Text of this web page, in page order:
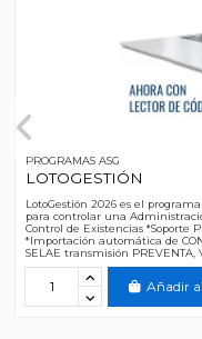
PROGRAMAS ASG
LOTOGESTIÓN
LotoGestión 2026 es el
para controlar una
Control de Existencias *Soporte
*Importación automática de
SELAE transmisión PREVENTA,
Añadir